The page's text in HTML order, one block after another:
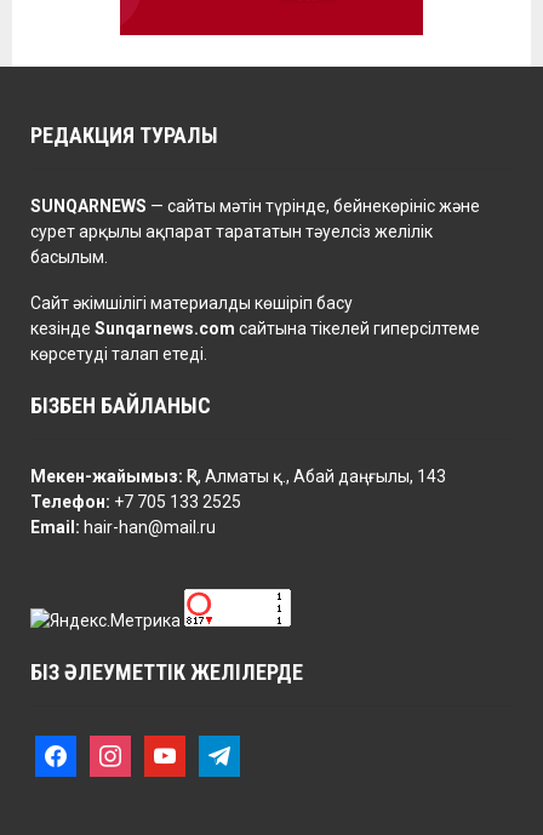
РЕДАКЦИЯ ТУРАЛЫ
SUNQARNEWS — сайты мәтін түрінде, бейнекөрініс және
сурет арқылы ақпарат тарататын тәуелсіз желілік
басылым.
Сайт әкімшілігі материалды көшіріп басу
кезінде Sunqarnews.com сайтына тікелей гиперсілтеме
көрсетуді талап етеді.
БІЗБЕН БАЙЛАНЫС
Мекен-жайымыз: ҚР, Алматы қ., Абай даңғылы, 143
Телефон: +7 705 133 2525
Email: hair-han@mail.ru
БІЗ ӘЛЕУМЕТТІК ЖЕЛІЛЕРДЕ